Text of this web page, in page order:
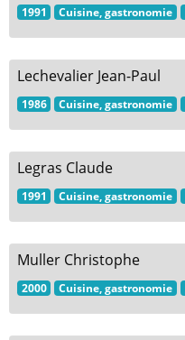
1991 Cuisine, gastronomie
Lechevalier Jean-Paul
1986 Cuisine, gastronomie
Legras Claude
1991 Cuisine, gastronomie
Muller Christophe
2000 Cuisine, gastronomie